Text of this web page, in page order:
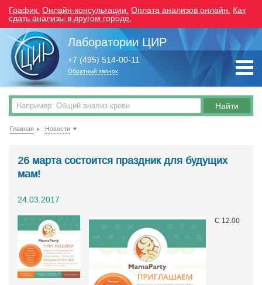
График. Онлайн-консультации. Оплата анализов онлайн.
Как
сдать анализы в другом городе.
Лаборатории ЦИР
+7 (495) 514-00-11
Обратный звонок
Главная Новости
26 марта состоится праздник для будущих
мам!
24.03.2017
C 12.00